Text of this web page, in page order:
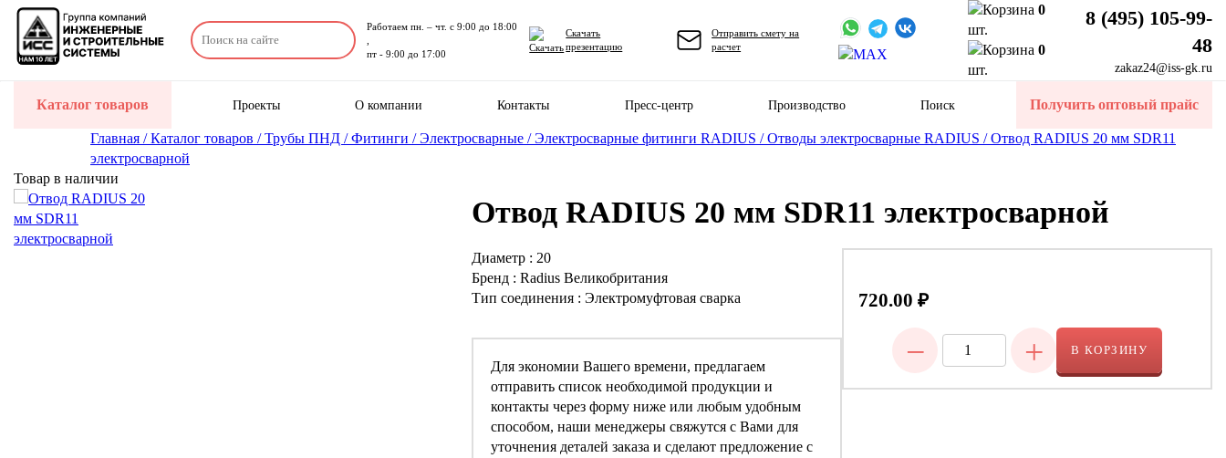
Работаем пн. – чт. с 9:00 до 18:00
пт - 9:00 до 17:00
Скачать
презентацию
Отправить смету на
расчет
0
шт.
0
шт.
8 (495) 105-99-
48
zakaz24@iss-gk.ru
Каталог товаров Проекты О компании Контакты Пресс-центр Производство Поиск Получить оптовый прайс
Главная /Каталог товаров /Трубы ПНД /Фитинги /Электросварные /Электросварные фитинги RADIUS /Отводы электросварные RADIUS /Отвод RADIUS 20 мм SDR11
электросварной
Товар в наличии
Отвод RADIUS 20 мм SDR11 электросварной
Диаметр : 20
Бренд : Radius Великобритания
Тип соединения : Электромуфтовая сварка
Для экономии Вашего времени, предлагаем
отправить список необходимой продукции и
контакты через форму ниже или любым удобным
способом, наши менеджеры свяжутся с Вами для
уточнения деталей заказа и сделают предложение с
720.00₽
− + В КОРЗИНУ